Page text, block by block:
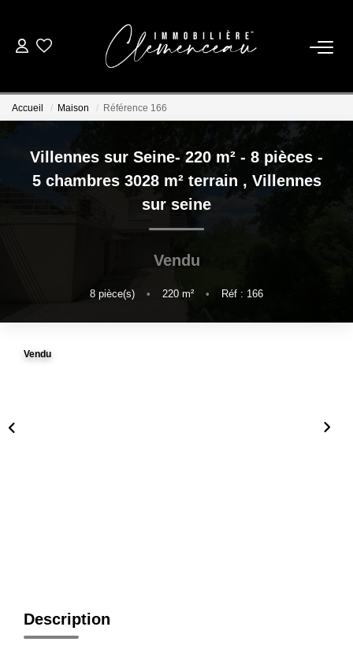
VENTE
LOCATION
BIENS VENDUS
Accueil Maison Référence 166
Villennes sur Seine- 220 m² - 8 pièces -
5 chambres 3028 m² terrain , Villennes
sur seine
Vendu
8 pièce(s) • 220 m² • Réf : 166
Vendu
Description